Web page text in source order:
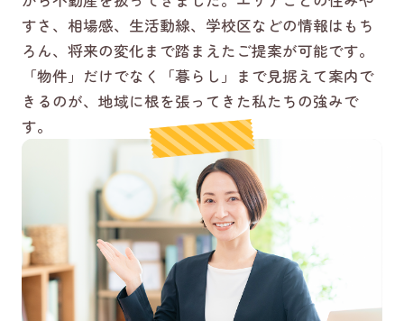
すさ、相場感、生活動線、学校区などの情報はもち
ろん、将来の変化まで踏まえたご提案が可能です。
「物件」だけでなく「暮らし」まで見据えて案内で
きるのが、地域に根を張ってきた私たちの強みで
す。